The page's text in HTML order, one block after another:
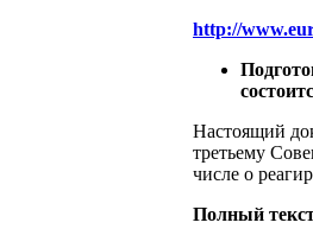
http://
Настоящий
третьему
числе о
Полный